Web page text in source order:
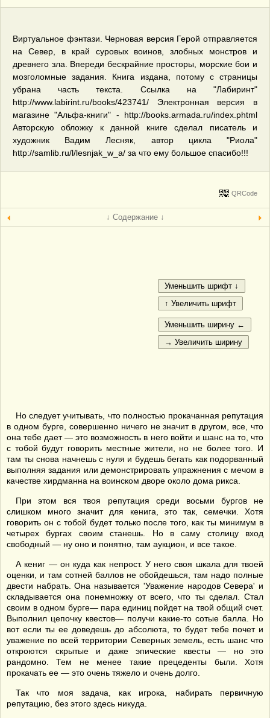
Виртуальное фэнтази. Черновая версия Герой отправляется
на Север, в край суровых воинов, злобных монстров и
древнего зла. Впереди бескрайние просторы, морские бои и
мозголомные задания. Книга издана, потому с страницы
убрана часть текста. Ссылка на "Лабиринт"
http://www.labirint.ru/books/423741/ Электронная версия в
магазине "Альфа-книги" - http://books.armada.ru/index.phtml
Авторскую обложку к данной книге сделал писатель и
художник Вадим Лесняк, автор цикла "Риола"
http://samlib.ru/l/lesnjak_w_a/ за что ему большое спасибо!!!
QRCode
↓ Содержание ↓
Но следует учитывать, что полностью прокачанная репутация
в одном бурге, совершенно ничего не значит в другом, все, что
она тебе дает — это возможность в него войти и шанс на то, что
с тобой будут говорить местные жители, но не более того. И
там ты снова начнешь с нуля и будешь бегать как подорванный
выполняя задания или демонстрировать упражнения с мечом в
качестве хирдманна на воинском дворе около дома рикса.
При этом вся твоя репутация среди восьми бургов не
слишком много значит для кенига, это так, семечки. Хотя
говорить он с тобой будет только после того, как ты минимум в
четырех бургах своим станешь. Но в саму столицу вход
свободный — ну оно и понятно, там аукцион, и все такое.
А кениг — он куда как непрост. У него своя шкала для твоей
оценки, и там сотней баллов не обойдешься, там надо полные
двести набрать. Она называется 'Уважение народов Севера' и
складывается она понемножку от всего, что ты сделал. Стал
своим в одном бурге— пара единиц пойдет на твой общий счет.
Выполнил цепочку квестов— получи какие-то сотые балла. Но
вот если ты ее доведешь до абсолюта, то будет тебе почет и
уважение по всей территории Северных земель, есть шанс что
откроются скрытые и даже эпические квесты — но это
рандомно. Тем не менее такие прецеденты были. Хотя
прокачать ее — это очень тяжело и очень долго.
Так что моя задача, как игрока, набирать первичную
репутацию, без этого здесь никуда.